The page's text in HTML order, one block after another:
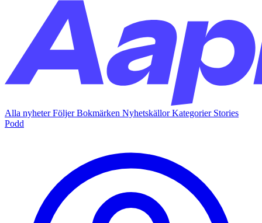
Alla nyheterFöljerBokmärken NyhetskällorKategorier Stories
Podd